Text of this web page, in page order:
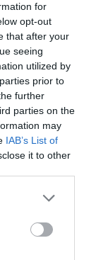
for
opt-out
that after your
seeing
utilized by
prior to
further
parties on the
may
IAB’s List of
it to other
more Google
may click to
tags to
below Google
ΑΓΟΡΑ